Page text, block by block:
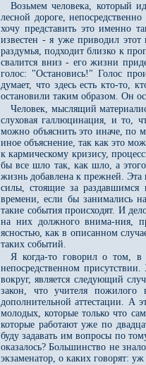
Возьмем человека, который
лесной дороге,
хочу представить это именно
известен - я уже приводил
раздумья, подходит близко к
свалится вниз - его жизни
голос: "Остановись!" Голос
думает, что здесь есть кто-то,
остановили таким образом. Он
Человек, мыслящий
слуховая галлюцинация, и то,
можно объяснить это иначе, по
иное объяснение, так как это
к кармическому кризису,
бы все шло так, как шло, а
жизнь добавлена к прежней. Эта
силы, стоящие за
времени, если бы занимались
такие события происходят. И
на них должного внима-ния,
ясностью, как в описанном
таких событий.
Я когда-то говорил о том, в
непосредственном
вокруг, является следующий
закон, что учителя пожилого
дополнительной аттестации. А
молодых, которые только что
которые работают уже по
буду задавать им вопросы по
оказалось? Большинство не
экзаменатор, о каких говорят: